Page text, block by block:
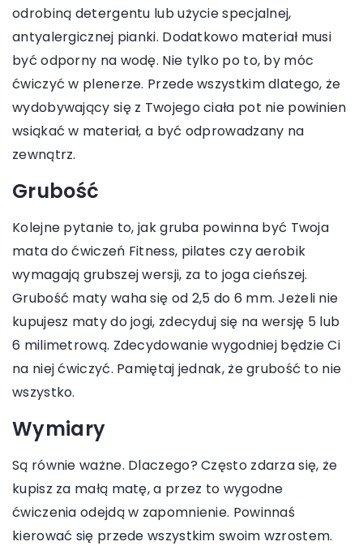
odrobiną detergentu lub użycie specjalnej,
antyalergicznej pianki. Dodatkowo materiał musi
być odporny na wodę. Nie tylko po to, by móc
ćwiczyć w plenerze. Przede wszystkim dlatego, że
wydobywający się z Twojego ciała pot nie powinien
wsiąkać w materiał, a być odprowadzany na
zewnątrz.
Grubość
Kolejne pytanie to, jak gruba powinna być Twoja
mata do ćwiczeń Fitness, pilates czy aerobik
wymagają grubszej wersji, za to joga cieńszej.
Grubość maty waha się od 2,5 do 6 mm. Jeżeli nie
kupujesz maty do jogi, zdecyduj się na wersję 5 lub
6 milimetrową. Zdecydowanie wygodniej będzie Ci
na niej ćwiczyć. Pamiętaj jednak, że grubość to nie
wszystko.
Wymiary
Są równie ważne. Dlaczego? Często zdarza się, że
kupisz za małą matę, a przez to wygodne
ćwiczenia odejdą w zapomnienie. Powinnaś
kierować się przede wszystkim swoim wzrostem.